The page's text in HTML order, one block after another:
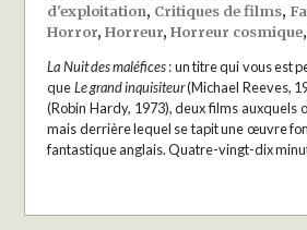
d'exploitation, Critiques de films,
Horror,Horreur,Horreur cosmique,
La Nuit des maléfices: un titre qui vous est
queLe grand inquisiteur(Michael Reeves,
(Robin Hardy, 1973), deux films auxquels
mais derrière lequel se tapit une œuvre
fantastique anglais. Quatre-vingt-dix